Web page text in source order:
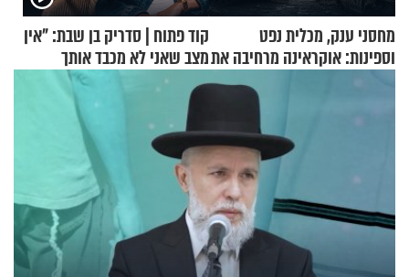
מחסני ענק, מכלית נפט
וספינות: אוקראינה מרחיבה את
התקיפות בעומק רוסיה
קוד פתוח | סדריק בן שבת: "אין
מצב שאני לא מכבד אותך
בבוקר בהנחת תפילין"